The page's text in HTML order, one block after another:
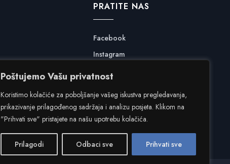
Poštujemo Vašu privatnost
Koristimo kolačiće za poboljšanje vašeg iskustva pregledavanja,
prikazivanje prilagođenog sadržaja i analizu posjeta. Klikom na
"Prihvati sve" pristajete na našu upotrebu kolačića.
Prilagodi Odbaci sve Prihvati sve
PRATITE NAS
Facebook
Instagram